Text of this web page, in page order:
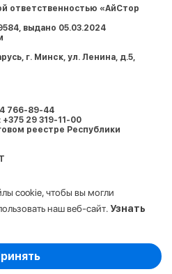
ответственностью «АйСтор
выдано 05.03.2024
г. Минcк, ул. Ленина, д.5,
766-89-44
29 319-11-00
реестре Республики
cookie, чтобы вы могли
наш веб-сайт. Узнать